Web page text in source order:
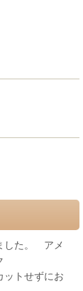
した。 アメ
トせずにお